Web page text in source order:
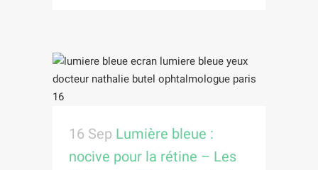
16 Sep Lumière bleue :
nocive pour la rétine – Les